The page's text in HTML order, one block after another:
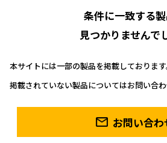
条件に一致する
見つかりませんで
本サイトには一部の製品を掲載しております
掲載されていない製品についてはお問い合わ
お問い合わ